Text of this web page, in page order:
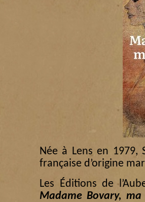
Née à Lens en 1979,
française d’origine
Les Éditions de
Madame Bovary,